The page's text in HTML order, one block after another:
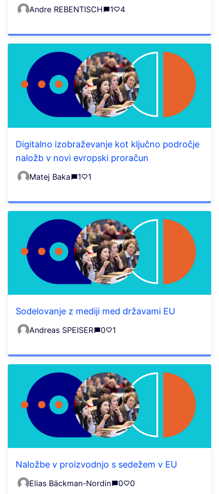
Andre REBENTISCH 1 4
Digitalno izobraževanje kot ključno področje
naložb v novi evropski proračun
Matej Baka 1 1
Sodelovanje z mediji med državami EU
Andreas SPEISER 0 1
Naložbe v proizvodnjo s sedežem v EU
Elias Bäckman-Nordin 0 0